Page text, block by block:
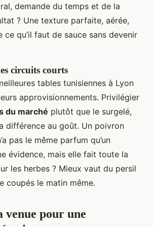
demande du temps et de la
? Une texture parfaite, aérée,
ce qu’il faut de sauce sans devenir
circuits courts
tables tunisiennes à Lyon
approvisionnements. Privilégier
du marché plutôt que le surgelé,
différence au goût. Un poivron
pas le même parfum qu’un
évidence, mais elle fait toute la
les herbes ? Mieux vaut du persil
coupés le matin même.
venue pour une